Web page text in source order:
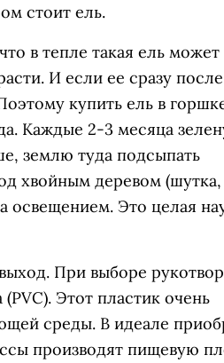
стоит ель.
в тепле такая ель может
И если ее сразу после
купить ель в
Каждые 2-3 месяца
землю туда подсыпать
хвойным деревом
освещением. Это целая
При выборе
Этот пластик очень
среды. В идеале
производят пищевую